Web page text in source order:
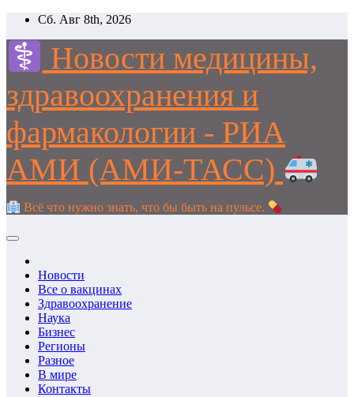
Перейти
содержимому
Сб. Авг 8th, 2026
Новости медицины,
здравоохранения и
фармакологии - РИА
АМИ (АМИ-ТАСС)
Всё что нужно знать, что бы быть на пульсе.
Новости
Все о вакцинах
Здравоохранение
Наука
Бизнес
Регионы
Разное
В мире
Контакты